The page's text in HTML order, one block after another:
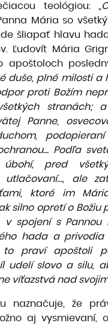
teológiou: „
Mária so
šliapať hlavu
Ľudovít Mária
duše, plné milosti a
proti Božím
stranách;
Panne,
Podľa
pred
utlačovaní…, ale
ktoré im
silno opretí o Božiu
v spojení s Pannou
hada a privodia
to praví apoštoli
udelí slovo a silu,
víťazstvá nad
naznačuje, že
aj vysmievaní,